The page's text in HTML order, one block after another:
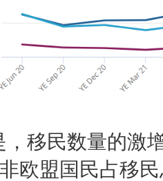
，移民数量的激
欧盟国民占移